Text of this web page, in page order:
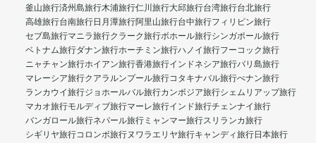
釜山旅行済州島旅行木浦旅行仁川旅行大邱旅行台湾旅行台北旅行
高雄旅行台南旅行日月潭旅行阿里山旅行台中旅行フィリピン旅行
セブ島旅行マニラ旅行クラーク旅行ボホール旅行シンガポール旅行
ベトナム旅行ダナン旅行ホーチミン旅行ハノイ旅行フーコック旅行
ニャチャン旅行ホイアン旅行香港旅行インドネシア旅行バリ島旅行
マレーシア旅行クアラルンプール旅行コタキナバル旅行ぺナン旅行
ランカウイ旅行ジョホールバル旅行カンボジア旅行シェムリアップ旅行
マカオ旅行モルディブ旅行マーレ旅行インド旅行チェンナイ旅行
バンガロール旅行ネパール旅行 ミャンマー旅行スリランカ旅行
シギリヤ旅行コロンボ旅行ヌワラエリヤ旅行キャンディ旅行日本旅行